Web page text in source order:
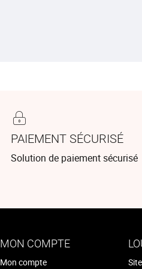
PAIEMENT SÉCURISÉ
Solution de paiement sécurisé
MON COMPTE
Mon compte